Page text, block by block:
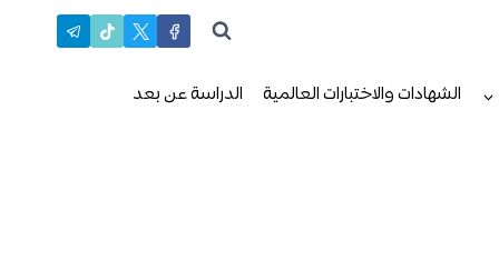
الشهادات والاختبارات العالمية الدراسة عن بعد